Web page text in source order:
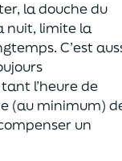
la douche du
nuit, limite la
C’est
l’heure de
(au minimum)
un